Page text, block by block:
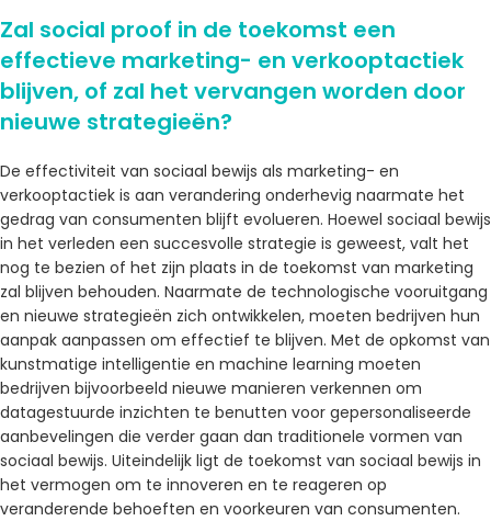
Zal social proof in de toekomst een
effectieve marketing- en verkooptactiek
blijven, of zal het vervangen worden door
nieuwe strategieën?
De effectiviteit van sociaal bewijs als marketing- en
verkooptactiek is aan verandering onderhevig naarmate het
gedrag van consumenten blijft evolueren. Hoewel sociaal bewijs
in het verleden een succesvolle strategie is geweest, valt het
nog te bezien of het zijn plaats in de toekomst van marketing
zal blijven behouden. Naarmate de technologische vooruitgang
en nieuwe strategieën zich ontwikkelen, moeten bedrijven hun
aanpak aanpassen om effectief te blijven. Met de opkomst van
kunstmatige intelligentie en machine learning moeten
bedrijven bijvoorbeeld nieuwe manieren verkennen om
datagestuurde inzichten te benutten voor gepersonaliseerde
aanbevelingen die verder gaan dan traditionele vormen van
sociaal bewijs. Uiteindelijk ligt de toekomst van sociaal bewijs in
het vermogen om te innoveren en te reageren op
veranderende behoeften en voorkeuren van consumenten.